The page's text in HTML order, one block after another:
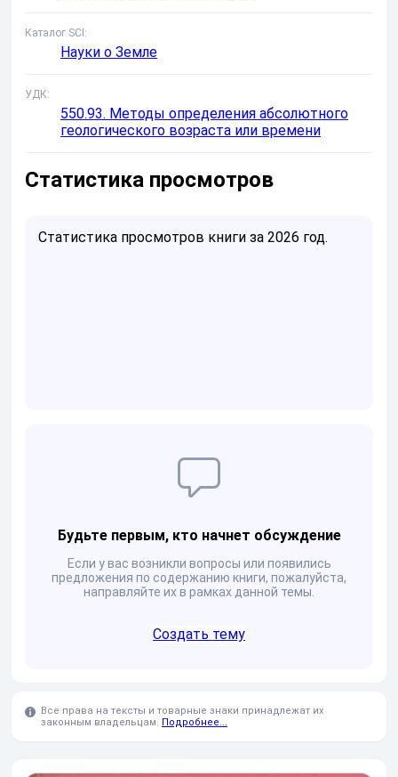
Каталог SCI
Науки о Земле
УДК
550.93. Методы определения абсолютного
геологического возраста или времени
Статистика просмотров
Статистика просмотров книги за 2026 год.
Будьте первым, кто начнет обсуждение
Если у вас возникли вопросы или появились
предложения по содержанию книги, пожалуйста,
направляйте их в рамках данной темы.
Создать тему
Все права на тексты и товарные знаки принадлежат их
законным владельцам. Подробнее...